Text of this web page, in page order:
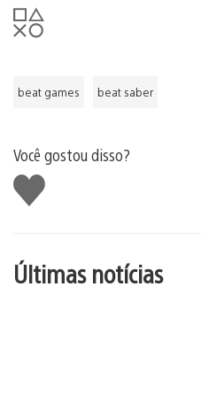
beat games beat saber
Você gostou disso?
Curtir
Últimas notícias